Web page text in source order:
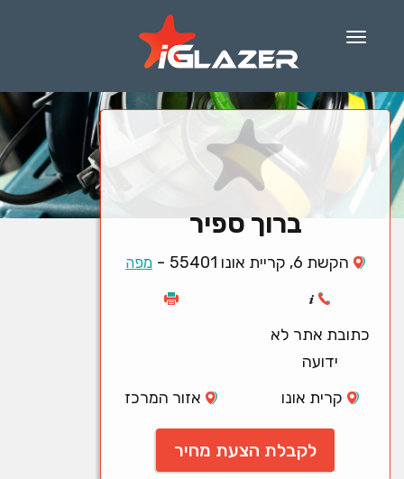
Menu
ברוך ספיר
הקשת 6, קריית אונו 55401 - מפה
כתובת אתר לא
ידועה
קרית אונו
אזור המרכז
לקבלת הצעת מחיר